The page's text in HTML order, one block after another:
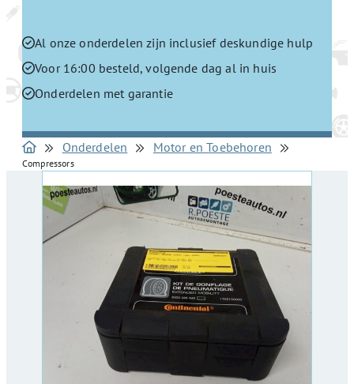
Al onze onderdelen zijn inclusief deskundige hulp
Voor 16:00 besteld, volgende dag al in huis
Onderdelen met garantie
Onderdelen Motor en Toebehoren
Compressors